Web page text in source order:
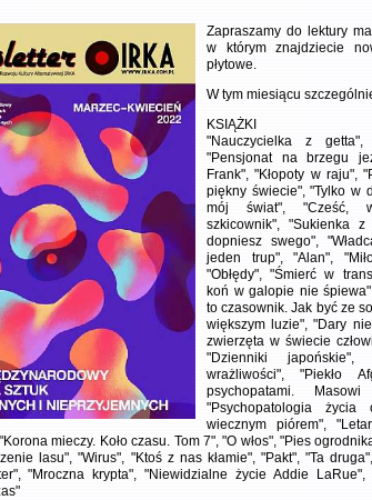
Zapraszamy do lektury
w którym znajdziecie
płytowe.
W tym miesiącu
KSIĄŻKI
"Nauczycielka z getta",
"Pensjonat na brzegu
Frank", "Kłopoty w raju",
piękny świecie", "Tylko w
mój świat", "Cześć,
szkicownik", "Sukienka
dopniesz swego",
jeden trup", "Alan",
"Obłędy", "Śmierć w
koń w galopie nie
to czasownik. Jak być ze
większym luzie", "Dary
zwierzęta w świecie
"Dzienniki japońskie",
wrażliwości", "Piekło
psychopatami.
"Psychopatologia życia
wiecznym piórem",
mieczy. Koło czasu. Tom 7", "O włos", "Pies
lasu", "Wirus", "Ktoś z nas kłamie", "Pakt", "Ta
"Mroczna krypta", "Niewidzialne życie Addie LaRue",